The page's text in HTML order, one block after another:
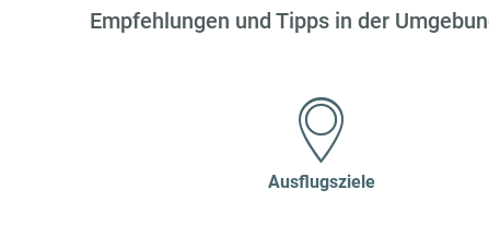
Empfehlungen und Tipps in der
Ausflugsziele